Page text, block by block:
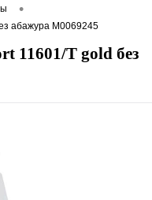
•
абажура М0069245
11601/T gold без